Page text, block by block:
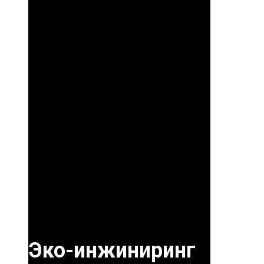
Эко-инжиниринг